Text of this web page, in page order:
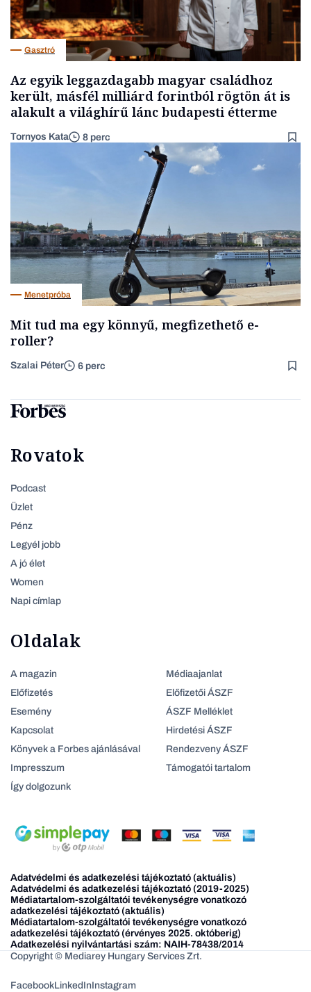
Gasztró
Az egyik leggazdagabb magyar családhoz
került, másfél milliárd forintból rögtön át is
alakult a világhírű lánc budapesti étterme
Tornyos Kata 8 perc
Menetpróba
Mit tud ma egy könnyű, megfizethető e-
roller?
Szalai Péter 6 perc
Rovatok
Podcast
Üzlet
Pénz
Legyél jobb
A jó élet
Women
Napi címlap
Oldalak
A magazin
Előfizetés
Esemény
Kapcsolat
Könyvek a Forbes ajánlásával
Impresszum
Így dolgozunk
Médiaajanlat
Előfizetői ÁSZF
ÁSZF Melléklet
Hirdetési ÁSZF
Rendezveny ÁSZF
Támogatói tartalom
Adatvédelmi és adatkezelési tájékoztató (aktuális)
Adatvédelmi és adatkezelési tájékoztató (2019-2025)
Médiatartalom-szolgáltatói tevékenységre vonatkozó
adatkezelési tájékoztató (aktuális)
Médiatartalom-szolgáltatói tevékenységre vonatkozó
adatkezelési tájékoztató (érvényes 2025. októberig)
Adatkezelési nyilvántartási szám: NAIH-78438/2014
Copyright © Mediarey Hungary Services Zrt.
FacebookLinkedInInstagram